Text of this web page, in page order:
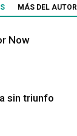
MÁS DEL AUTOR
Now
sin triunfo